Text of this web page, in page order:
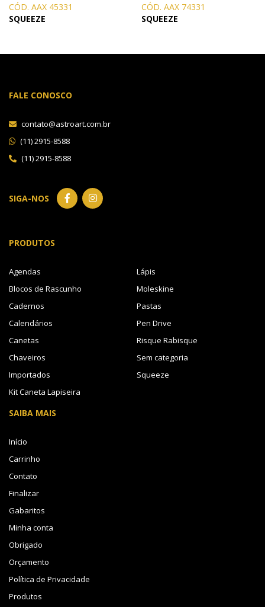
CÓD. AAX 45331
SQUEEZE
CÓD. AAX 74331
SQUEEZE
FALE CONOSCO
contato@astroart.com.br
(11) 2915-8588
(11) 2915-8588
SIGA-NOS
PRODUTOS
Agendas
Blocos de Rascunho
Cadernos
Calendários
Canetas
Chaveiros
Importados
Kit Caneta Lapiseira
Lápis
Moleskine
Pastas
Pen Drive
Risque Rabisque
Sem categoria
Squeeze
SAIBA MAIS
Início
Carrinho
Contato
Finalizar
Gabaritos
Minha conta
Obrigado
Orçamento
Política de Privacidade
Produtos